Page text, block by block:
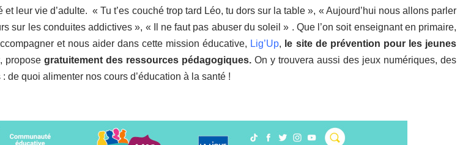
leur vie d’adulte. « Tu t’es couché trop tard Léo, tu dors sur la table », « Aujourd’hui nous allons parler
sur les conduites addictives », « Il ne faut pas abuser du soleil » . Que l’on soit enseignant en primaire,
et nous aider dans cette mission éducative, Lig’Up, le site de prévention pour les jeunes
, propose gratuitement des ressources pédagogiques. On y trouvera aussi des jeux numériques, des
de quoi alimenter nos cours d’éducation à la santé !